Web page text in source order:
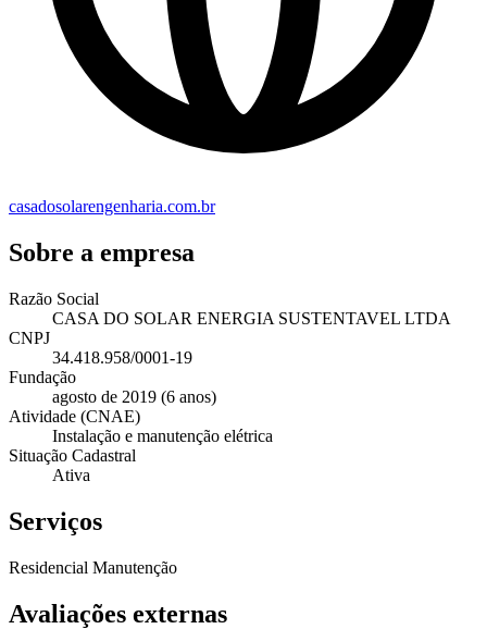
casadosolarengenharia.com.br
Sobre a empresa
Razão Social
CASA DO SOLAR ENERGIA SUSTENTAVEL LTDA
CNPJ
34.418.958/0001-19
Fundação
agosto de 2019 (6 anos)
Atividade (CNAE)
Instalação e manutenção elétrica
Situação Cadastral
Ativa
Serviços
Residencial Manutenção
Avaliações externas